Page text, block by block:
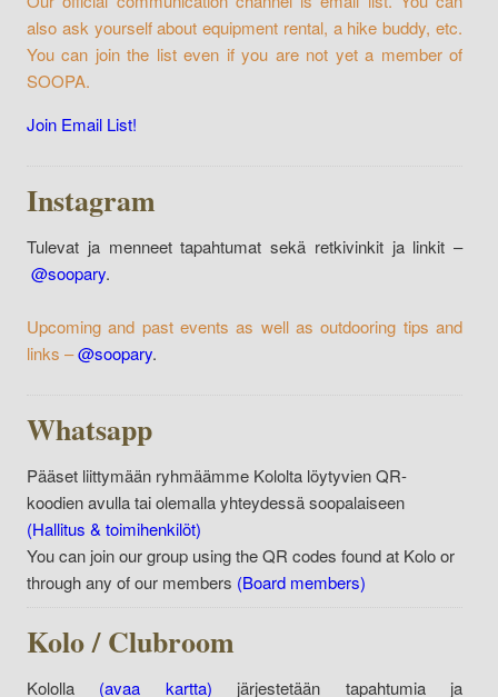
also ask yourself about equipment rental, a hike buddy, etc.
You can join the list even if you are not yet a member of
SOOPA.
Join Email List!
Instagram
Tulevat ja menneet tapahtumat sekä retkivinkit ja linkit –
@soopary.
Upcoming and past events as well as outdooring tips and
links –@soopary.
Whatsapp
Pääset liittymään ryhmäämme Kololta löytyvien QR-
koodien avulla tai olemalla yhteydessä soopalaiseen
(Hallitus & toimihenkilöt)
You can join our group using the QR codes found at Kolo or
through any of our members (Board members)
Kolo / Clubroom
Kololla (avaa kartta) järjestetään tapahtumia ja